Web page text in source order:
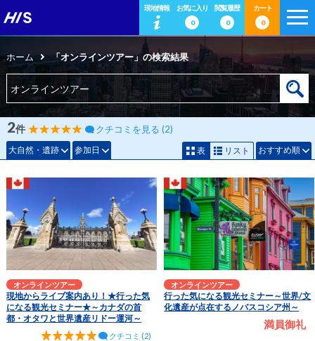
現地情報
お気に入り
0
閲覧履歴
0
カート
0
ホーム 「オンラインツアー」の検索結果
大自然・遺跡 参加日
2件 クチコミを見る (2)
表 リスト おすすめ順
オンラインツアー
現地からライブ案内あり！★行った気
になる観光セミナー★～カナダの首
都・オタワと世界遺産リドー運河～
クチコミ (2)
オンラインツアー
行った気になる観光セミナー～世界/文
化遺産が点在するノバスコシア州～
満員御礼